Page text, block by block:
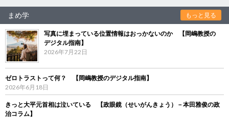
まめ学 もっと見る
写真に埋まっている位置情報はおっかないのか 【岡嶋教授の
デジタル指南】
2026年7月22日
ゼロトラストって何？ 【岡嶋教授のデジタル指南】
2026年6月18日
きっと大平元首相は泣いている 【政眼鏡（せいがんきょう）－本田雅俊の政
治コラム】